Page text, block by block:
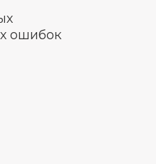
ошибок